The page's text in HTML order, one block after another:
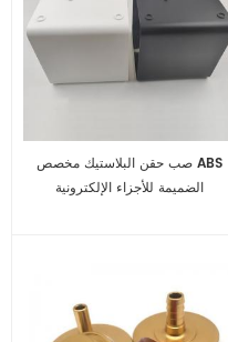
صب حقن البلاستيك مخصص ABS
الضميمة للأجزاء الإلكترونية